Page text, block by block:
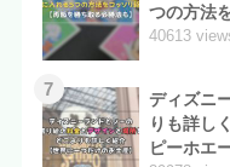
つの方法
40613
7
ディズニ
りも詳し
ピーホエ